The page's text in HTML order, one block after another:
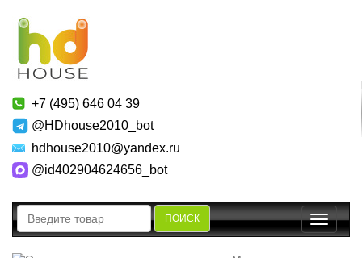
+7 (495) 646 04 39
@HDhouse2010_bot
hdhouse2010@yandex.ru
@id402904624656_bot
ПОИСК
Toggle